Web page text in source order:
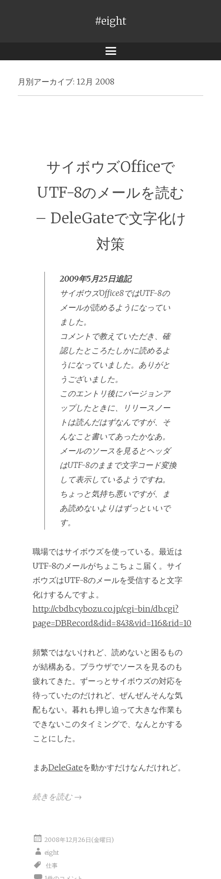
#eight
メ
ュ
ー
月別アーカイブ: 12月 2008
サイボウズOfficeで
UTF-8のメールを読む
– DeleGateで文字化け
対策
2009年5月25日追記
サイボウズOffice8ではUTF-8の
メールが読めるようになってい
ました。
コメントで教えていただき、確
認したところたしかに読めるよ
うになっていました。ありがと
うございました。
このエントリ後にバージョンア
ップしたときに、リリースノー
トは読んだはずなんですが、そ
んなこと書いてあったかなあ。
メールのソースを見るとヘッダ
はUTF-8のままで文字コード変換
して表示しているようですね。
ちょっと気持ち悪いですが、ま
あ読めないよりはずっといいで
す。
職場ではサイボウズを使っている。最近は
UTF-8のメールがちょこちょこ届く。サイ
ボウズはUTF-8のメールを受信すると文字
化けするんですよ。
http://cbdb.cybozu.co.jp/cgi-bin/db.cgi?
page=DBRecord&did=843&vid=116&rid=10
頻繁ではないけれど、読めないと困るもの
が結構ある。ブラウザでソースを見るのも
疲れてきた。ずーっとサイボウズの対応を
待っていたのだけれど、ぜんぜんそんな気
配もない。暮れも押し迫って大きな作業も
できないこのタイミングで、なんとかする
ことにした。
まあDeleGateを動かすだけなんだけれど。
続きを読む →
2008年12月26日(金曜日)
eight
仕事